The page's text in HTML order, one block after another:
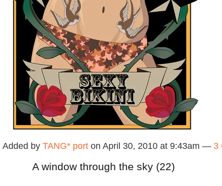
Added by TANG* port on April 30, 2010 at 9:43am — 3
A window through the sky (22)